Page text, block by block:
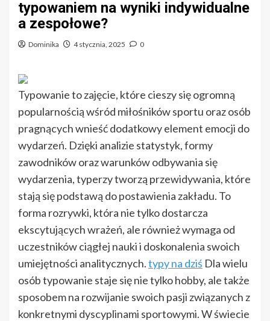
typowaniem na wyniki indywidualne
a zespołowe?
Dominika 4 stycznia, 2025 0
Typowanie to zajęcie, które cieszy się ogromną
popularnością wśród miłośników sportu oraz osób
pragnących wnieść dodatkowy element emocji do
wydarzeń. Dzięki analizie statystyk, formy
zawodników oraz warunków odbywania się
wydarzenia, typerzy tworzą przewidywania, które
stają się podstawą do postawienia zakładu. To
forma rozrywki, która nie tylko dostarcza
ekscytujących wrażeń, ale również wymaga od
uczestników ciągłej nauki i doskonalenia swoich
umiejętności analitycznych.typy na dziś Dla wielu
osób typowanie staje się nie tylko hobby, ale także
sposobem na rozwijanie swoich pasji związanych z
konkretnymi dyscyplinami sportowymi. W świecie